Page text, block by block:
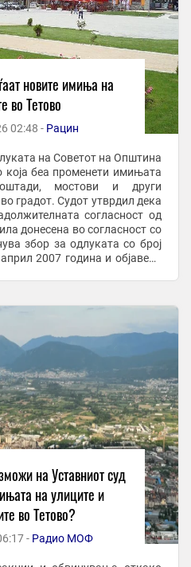
новите имиња на
во Тетово
02:48 - Рацин
на Советот на Општина
која беа променети имињата
мостови и други
градот. Судот утврдил дека
согласност од
донесена во согласност со
2007 година и објавена
на Уставниот суд
на улиците и
во Тетово?
- Радио МОФ